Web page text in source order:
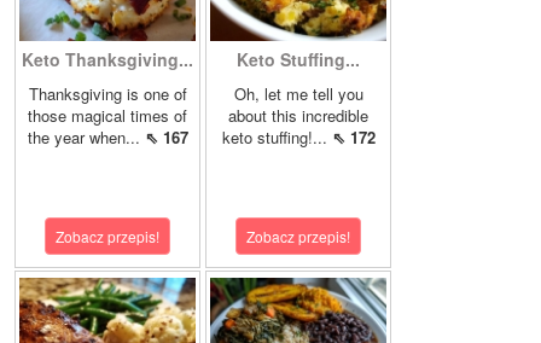
Keto Thanksgiving...
Thanksgiving is one of
those magical times of
the year when... ⇖ 167
Zobacz przepis!
Keto Stuffing...
Oh, let me tell you
about this incredible
keto stuffing!... ⇖ 172
Zobacz przepis!